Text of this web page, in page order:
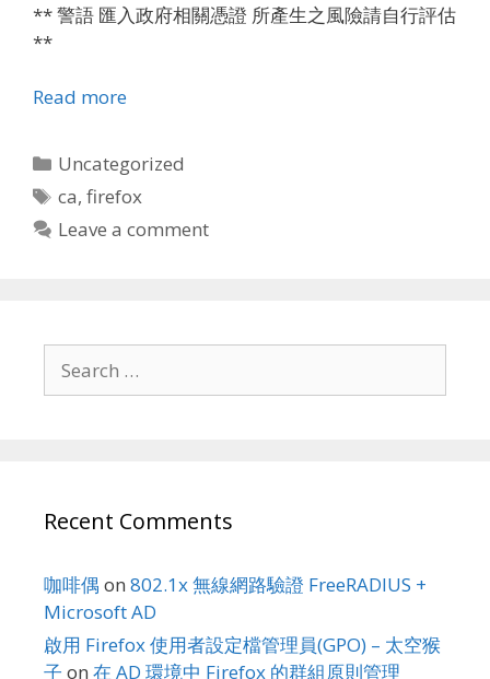
** 警語 匯入政府相關憑證 所產生之風險請自行評估
**
Read more
Categories
Uncategorized
Tags
ca,firefox
Leave a comment
for:
Recent Comments
咖啡偶 on 802.1x 無線網路驗證 FreeRADIUS +
Microsoft AD
啟用 Firefox 使用者設定檔管理員(GPO) – 太空猴
子 on 在 AD 環境中 Firefox 的群組原則管理